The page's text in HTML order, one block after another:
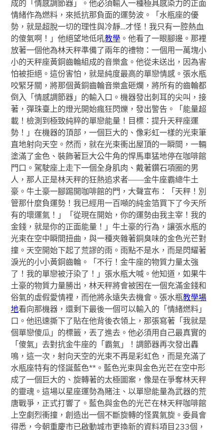
成的「情感調節器」。他必須輸入一種極具感染力的正面
情緒作為燃料，來抵抗那負面的運勢波。「水瓶座的優
勢，就是超脫一切的理性與冷靜…才怪！我只有一腔熱血
的傻氣啊！」他絕望地低吼教學 。他看了一眼腳邊。那裡
放著一個他為林天秤準備了兩年的禮物：一個用一萬塊小
小的天秤座黃銅齒輪組成的音樂盒。他從未送出，因為害
怕被拒絕。這份害怕，就是純度最高的單戀情感。張水瓶
咬緊牙關，將那個黃銅齒輪音樂盒砸爛，將所有的齒輪都
倒入「情感調節器」的輸入口。機器發出刺耳的尖叫，接
著，彈珠臺上的燈光開始瘋狂閃爍，發出警告。「能量超
載！檢測到極致純粹的單戀能量！目標：提升天秤座運
勢！」在機器的頂部，一個巨大的、像彩虹一樣的光束筆
直地射向天空。然而，就在光束衝出屋頂的一瞬間，一輛
塗滿了金色、裝飾著巨大公牛角的悍馬車猛地停在咖啡館
門口。駕駛座上走下一個全身肌肉、戴著鑽石項圈的男
人，那人正是林天秤的狂熱追求者——金牛座霸總牛土
豪。牛土豪一腳踢開咖啡館的門，大聲宣布：「天秤！別
管那什麼負運勢！我已經用一百噸的純金箔買下了今天所
有的壞運氣！」「從現在開始，你的運勢由我主宰！我的
金錢，就是你的正面能量！」牛土豪的行為，讓張水瓶的
光束在空中瞬間扭曲，與一種夾雜著銅臭味的金色光芒對
撞。天空開始下起了荒謬的雨。雨點不是水，而是閃耀著
淚光的小小黃銅齒輪。「不行！金牛座的物質力量太強
了！我的單戀被汙染了！」張水瓶大喊。他知道，如果牛
土豪的物質力量勝出，林天秤將會被困在一個充滿金錢和
俗氣的虛假愛情裡，而他將永遠失去機會。張水瓶教學場
地看向那機器，還剩下最後一個可以輸入的「情緒燃料」
口。他迅速撕下了貼在他背後衣領上，那張寫著「我就是
個單戀傻瓜」的標籤，丟了進去。他必須用自己最真實的
「傻氣」去對抗金牛座的「霸氣」！調節器再次發出轟
鳴，這一次，射向天空的光束不再是彩虹色，而是充滿了
水瓶座特有的怪誕藍色**。藍色光束與金色光芒在空中形
成了一個巨大的、旋轉著的太極圖案，像是在爭奪林天秤
的靈魂。這場以星座運勢為賭注、以單戀能量為武器的荒
唐戰爭，正式打響了。藍色與金色的光芒在林天秤咖啡館
上空劇烈衝撞，創造出一個不斷旋轉的怪異氣旋。委員會
得悉，今朝重慶市已啟動城市更換新的資料項目233個，